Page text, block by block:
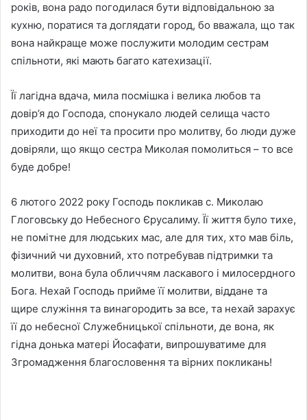
років, вона радо погодилася бути відповідальною за
кухню, поратися та доглядати город, бо вважала, що так
вона найкраще може послужити молодим сестрам
спільноти, які мають багато катехизації.
Її лагідна вдача, мила посмішка і велика любов та
довір’я до Господа, спонукало людей селища часто
приходити до неї та просити про молитву, бо люди дуже
довіряли, що якщо сестра Миколая помолиться – то все
буде добре!
6 лютого 2022 року Господь покликав с. Миколаю
Глоговську до Небесного Єрусалиму. Її життя було тихе,
не помітне для людських мас, але для тих, хто мав біль,
фізичний чи духовний, хто потребував підтримки та
молитви, вона була обличчям ласкавого і милосердного
Бога. Нехай Господь прийме її молитви, віддане та
щире служіння та винагородить за все, та нехай зарахує
її до небесної Служебницької спільноти, де вона, як
гідна донька матері Йосафати, випрошуватиме для
Згромадження благословення та вірних покликань!